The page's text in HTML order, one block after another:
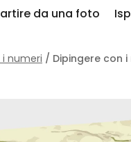
da una foto
numeri / Dipingere con